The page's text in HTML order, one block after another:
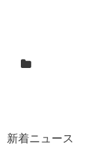
新着ニュース